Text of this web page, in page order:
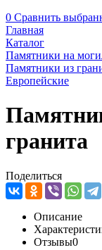
0 Сравнить
Главная
Каталог
Памятники на
Памятники из
Европейские
гранита
Поделиться
Описание
Отзывы0